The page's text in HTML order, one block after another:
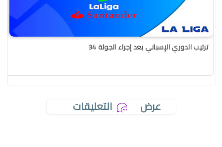
ترتيب الدوري الإسباني بعد إجراء الجولة 34
عرض التعليقات